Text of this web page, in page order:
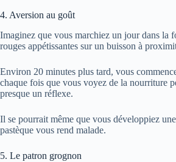
4. Aversion au goût
Imaginez que vous marchiez un jour dans la
rouges appétissantes sur un buisson à
Environ 20 minutes plus tard, vous
chaque fois que vous voyez de la nourriture
presque un réflexe.
Il se pourrait même que vous développiez
pastèque vous rend malade.
5. Le patron grognon